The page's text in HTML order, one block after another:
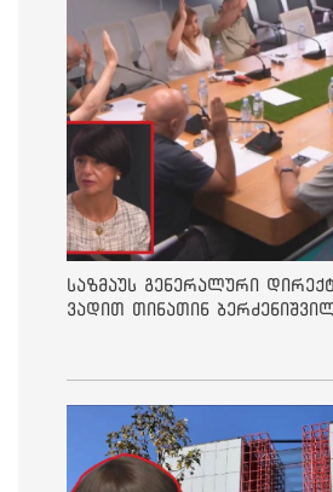
საზმაუს გენერალური
ვადით თინათინ